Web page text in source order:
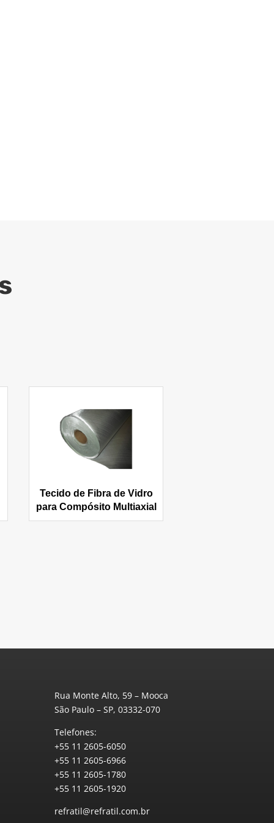
Tecido de Fibra de Vidro
para Compósito Multiaxial
Rua Monte Alto, 59 – Mooca
São Paulo – SP, 03332-070
Telefones:
+55 11 2605-6050
+55 11 2605-6966
+55 11 2605-1780
+55 11 2605-1920
refratil@refratil.com.br